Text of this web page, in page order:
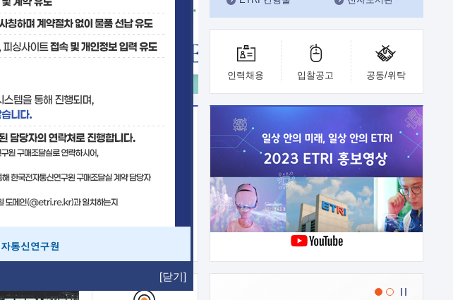
[닫기]
대외협력부
인력채용 입찰공고 공동/위탁
기술사업화플랫폼/기술이전
기술예고 중소기업 지원
보유특허 이전가능 기술
융합기술연구생산센터 반도체실험실